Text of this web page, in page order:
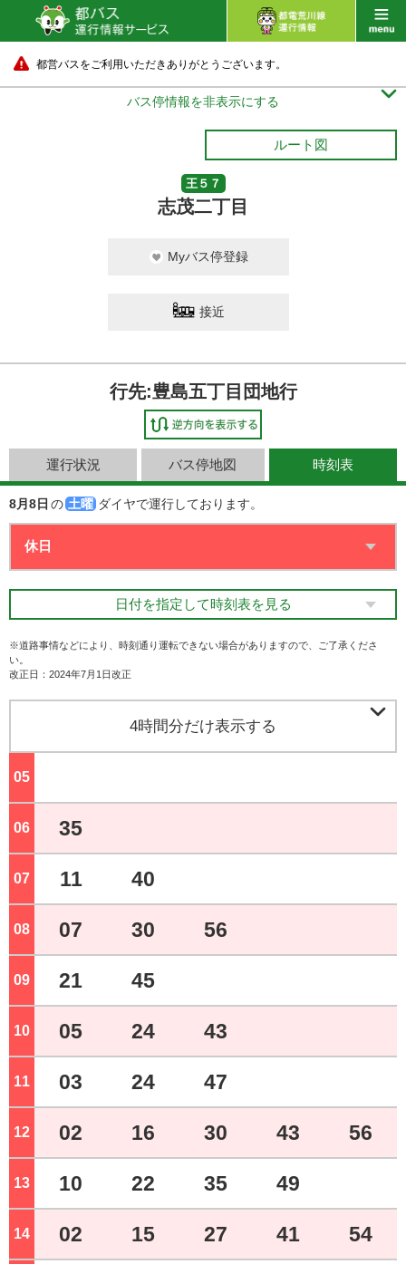
都営バスをご利用いただきありがとうございます。
バス停情報を非表示にする 
ルート図
王５７
志茂二丁目
Myバス停登録
接近
行先:豊島五丁目団地行
運行状況 バス停地図 時刻表
8月8日 の 土曜 ダイヤで運行しております。
日付を指定して時刻表を見る
※道路事情などにより、時刻通り運転できない場合がありますので、ご了承くださ
い。
改正日：2024年7月1日改正
4時間分だけ表示する 
05
06 35
07 11 40
08 07 30 56
09 21 45
10 05 24 43
11 03 24 47
12 02 16 30 43 56
13 10 22 35 49
14 02 15 27 41 54